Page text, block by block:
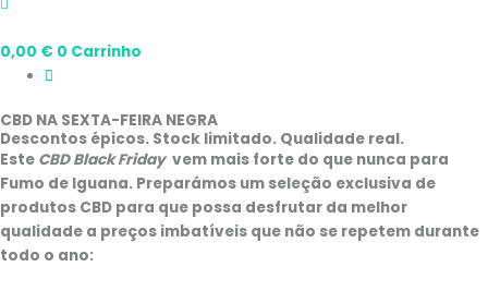
0,00 € 0 Carrinho
CBD NA SEXTA-FEIRA NEGRA
Descontos épicos. Stock limitado. Qualidade real.
Este CBD Black Fridayvem mais forte do que nunca para
Fumo de Iguana. Preparámos um seleção exclusiva de
produtos CBD para que possa desfrutar da melhor
qualidade a preços imbatíveis que não se repetem durante
todo o ano: